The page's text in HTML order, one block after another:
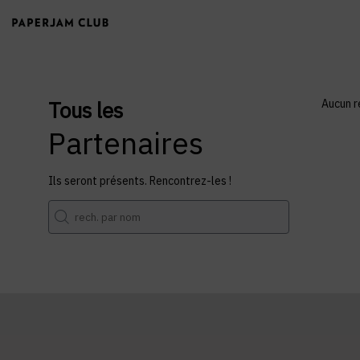
Tous les
Partenaires
Ils seront présents. Rencontrez-les !
Aucun